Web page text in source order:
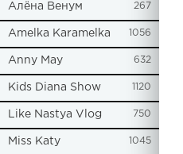
Алёна Венум 267
Amelka Karamelka 1056
Anny May 632
Kids Diana Show 1120
Like Nastya Vlog 750
Miss Katy 1045